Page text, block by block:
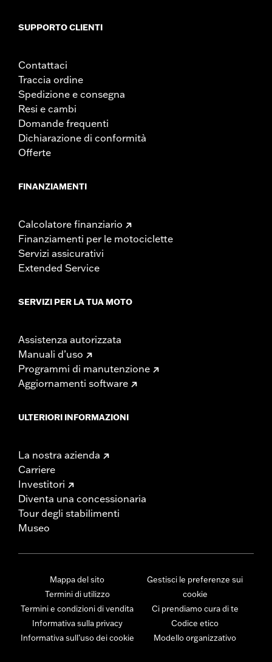
SUPPORTO CLIENTI
Contattaci
Traccia ordine
Spedizione e consegna
Resi e cambi
Domande frequenti
Dichiarazione di conformità
Offerte
FINANZIAMENTI
Calcolatore finanziario
Finanziamenti per le motociclette
Servizi assicurativi
Extended Service
SERVIZI PER LA TUA MOTO
Assistenza autorizzata
Manuali d’uso
Programmi di manutenzione
Aggiornamenti software
ULTERIORI INFORMAZIONI
La nostra azienda
Carriere
Investitori
Diventa una concessionaria
Tour degli stabilimenti
Museo
Mappa del sito
Termini di utilizzo
Termini e condizioni di vendita
Informativa sulla privacy
Informativa sull’uso dei cookie
Gestisci le preferenze sui
cookie
Ci prendiamo cura di te
Codice etico
Modello organizzativo